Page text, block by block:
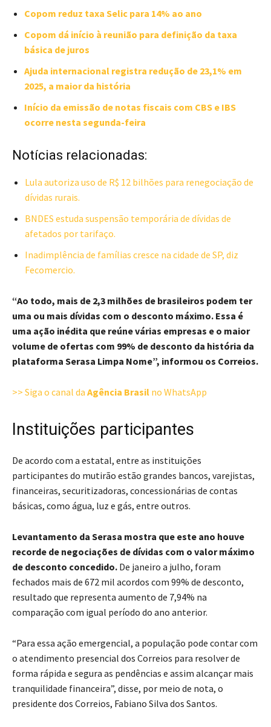
Copom reduz taxa Selic para 14% ao ano
Copom dá início à reunião para definição da taxa
básica de juros
Ajuda internacional registra redução de 23,1% em
2025, a maior da história
Início da emissão de notas fiscais com CBS e IBS
ocorre nesta segunda-feira
Notícias relacionadas:
Lula autoriza uso de R$ 12 bilhões para renegociação de
dívidas rurais.
BNDES estuda suspensão temporária de dívidas de
afetados por tarifaço.
Inadimplência de famílias cresce na cidade de SP, diz
Fecomercio.
“Ao todo, mais de 2,3 milhões de brasileiros podem ter
uma ou mais dívidas com o desconto máximo. Essa é
uma ação inédita que reúne várias empresas e o maior
volume de ofertas com 99% de desconto da história da
plataforma Serasa Limpa Nome”, informou os Correios.
>> Siga o canal da Agência Brasil no WhatsApp
Instituições participantes
De acordo com a estatal, entre as instituições
participantes do mutirão estão grandes bancos, varejistas,
financeiras, securitizadoras, concessionárias de contas
básicas, como água, luz e gás, entre outros.
Levantamento da Serasa mostra que este ano houve
recorde de negociações de dívidas com o valor máximo
de desconto concedido. De janeiro a julho, foram
fechados mais de 672 mil acordos com 99% de desconto,
resultado que representa aumento de 7,94% na
comparação com igual período do ano anterior.
“Para essa ação emergencial, a população pode contar com
o atendimento presencial dos Correios para resolver de
forma rápida e segura as pendências e assim alcançar mais
tranquilidade financeira”, disse, por meio de nota, o
presidente dos Correios, Fabiano Silva dos Santos.